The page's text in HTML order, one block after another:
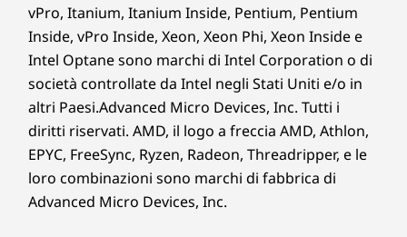
vPro, Itanium, Itanium Inside, Pentium, Pentium
Inside, vPro Inside, Xeon, Xeon Phi, Xeon Inside e
Intel Optane sono marchi di Intel Corporation o di
società controllate da Intel negli Stati Uniti e/o in
altri Paesi.Advanced Micro Devices, Inc. Tutti i
diritti riservati. AMD, il logo a freccia AMD, Athlon,
EPYC, FreeSync, Ryzen, Radeon, Threadripper, e le
loro combinazioni sono marchi di fabbrica di
Advanced Micro Devices, Inc.